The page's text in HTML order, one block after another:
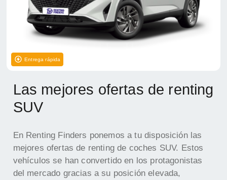
Entrega rápida
Las mejores ofertas de renting
SUV
En Renting Finders ponemos a tu disposición las
mejores ofertas de renting de coches SUV. Estos
vehículos se han convertido en los protagonistas
del mercado gracias a su posición elevada,